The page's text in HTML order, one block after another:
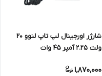
شارژر اورجینال لپ تاپ لنوو 20
ولت 2.25 آمپر 45 وات
1,870,000